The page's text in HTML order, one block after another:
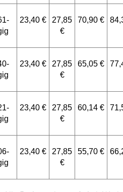
23,40 €
27,85
€
70,90 €
23,40 €
27,85
€
65,05 €
23,40 €
27,85
€
60,14 €
23,40 €
27,85
€
55,70 €